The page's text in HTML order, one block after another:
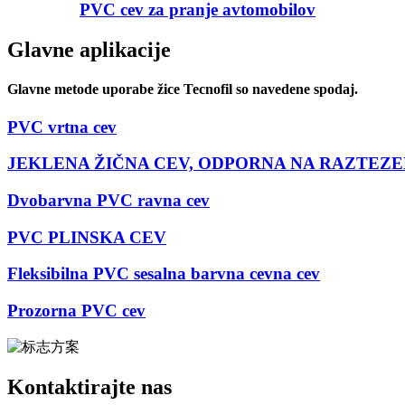
PVC cev za pranje avtomobilov
Glavne aplikacije
Glavne metode uporabe žice Tecnofil so navedene spodaj.
PVC vrtna cev
JEKLENA ŽIČNA CEV, ODPORNA NA
Dvobarvna PVC ravna cev
PVC PLINSKA CEV
Fleksibilna PVC sesalna barvna cevna cev
Prozorna PVC cev
Kontaktirajte nas